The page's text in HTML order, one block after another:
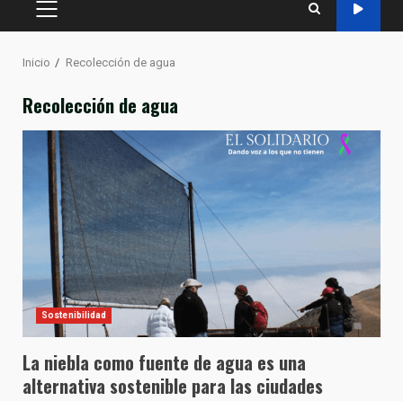
MENÚ
Inicio Recolección de agua
Recolección de agua
Sostenibilidad
La niebla como fuente de agua es una
alternativa sostenible para las ciudades